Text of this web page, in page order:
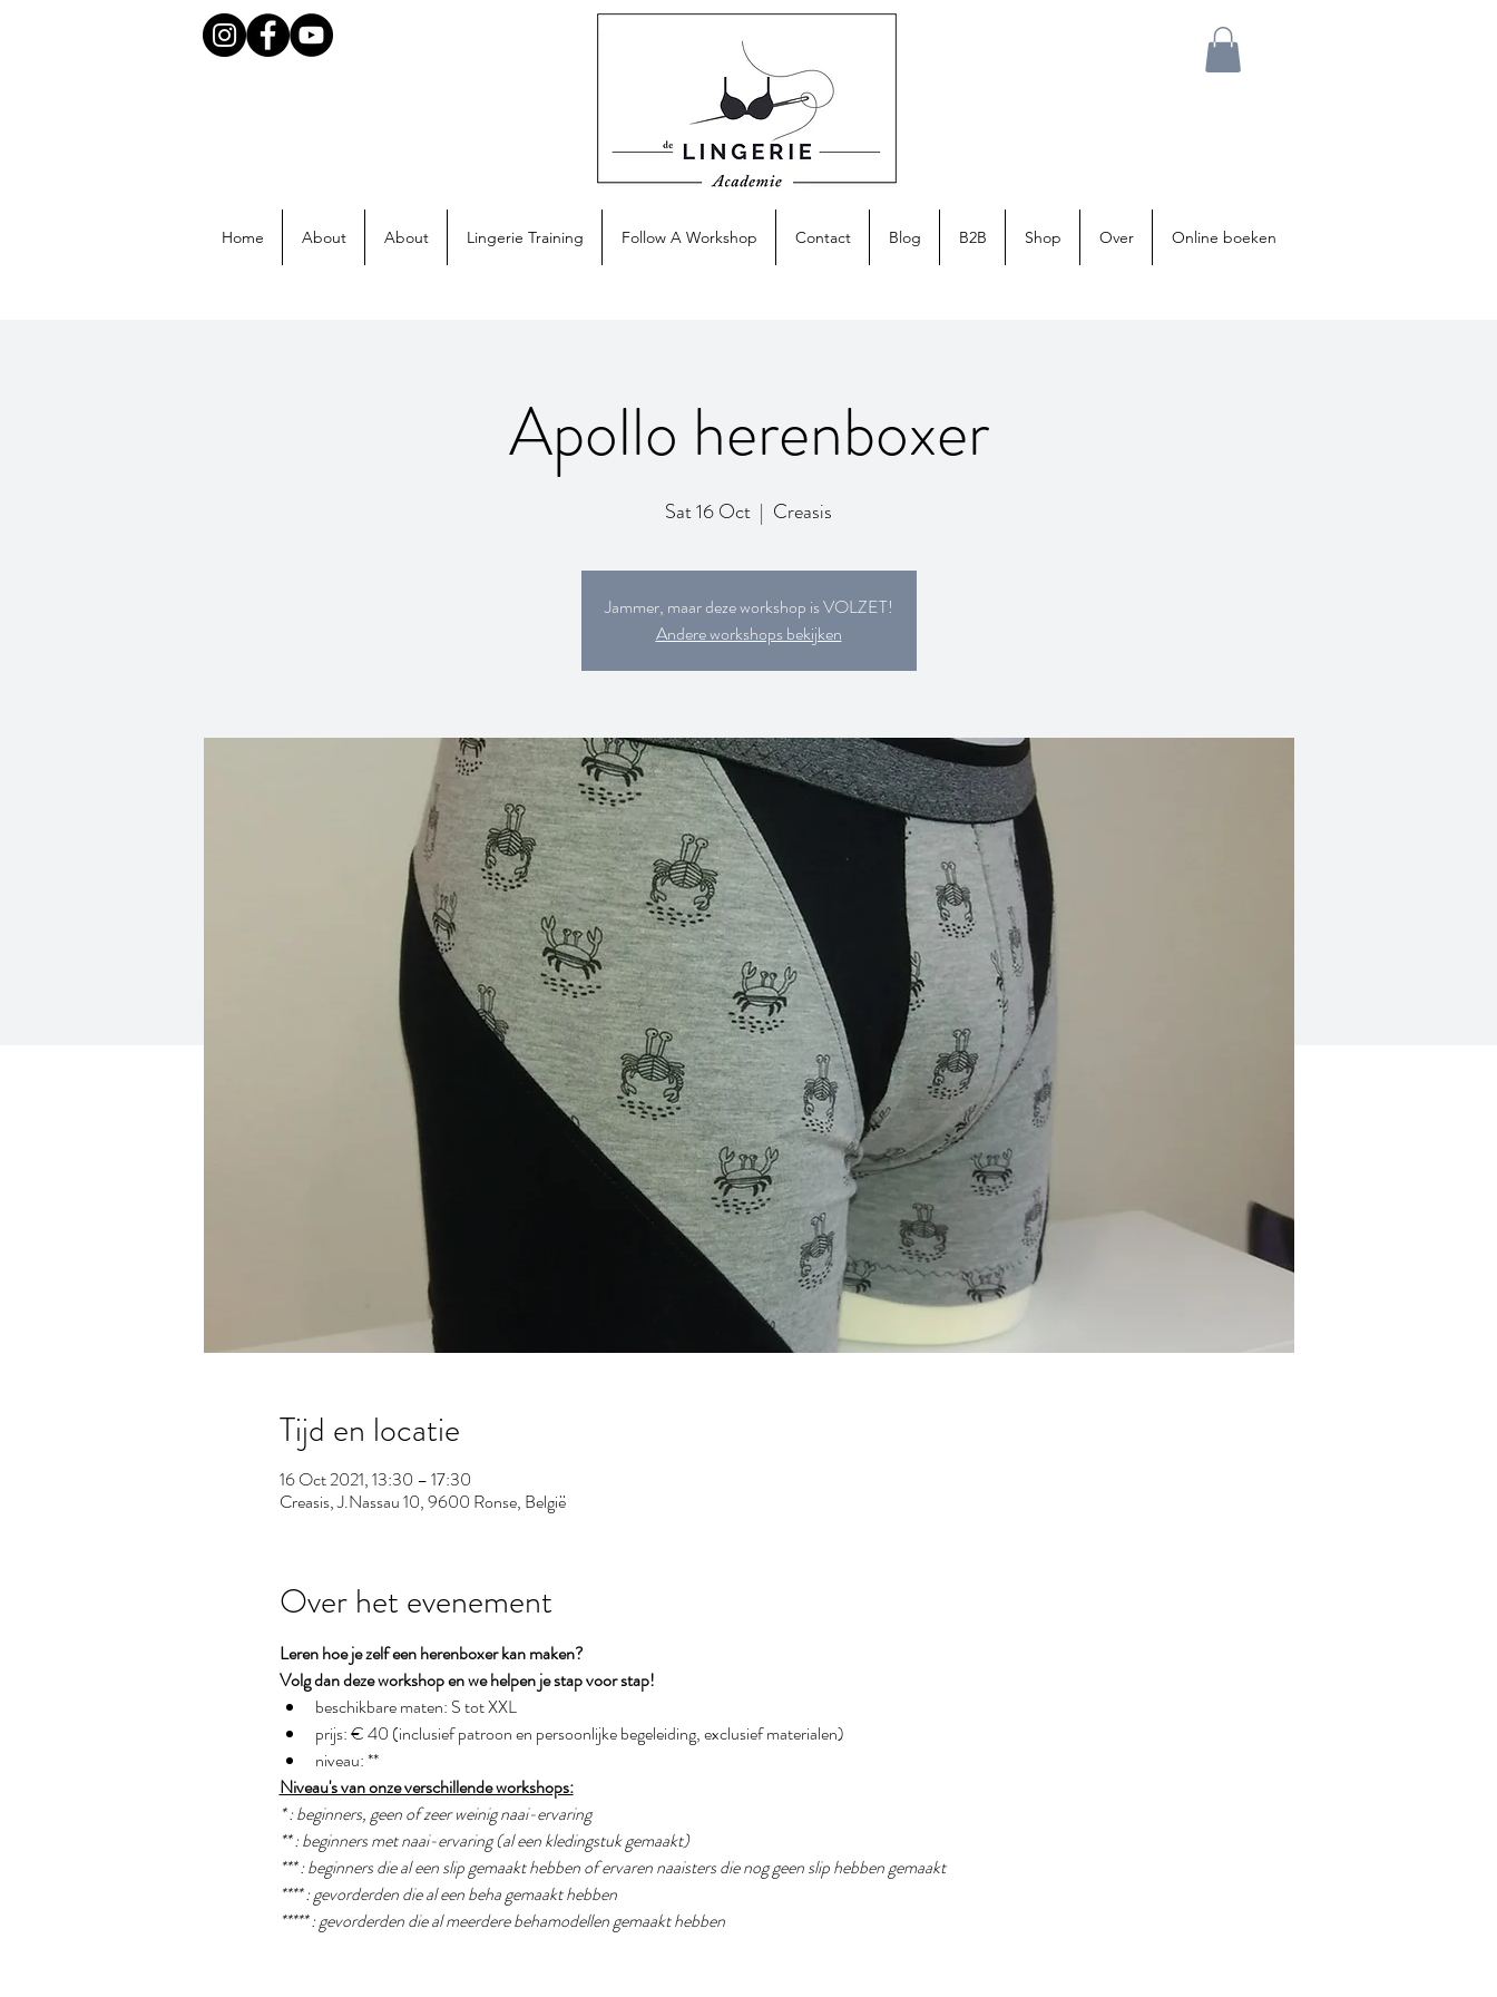
Home About About Lingerie Training Follow A Workshop Contact Blog B2B Shop Over Online boeken
Apollo herenboxer
Sat 16 Oct
  |
Creasis
Jammer, maar deze workshop is VOLZET!
Andere workshops bekijken
Tijd en locatie
16 Oct 2021, 13:30 – 17:30
Creasis, J.Nassau 10, 9600 Ronse, België
Over het evenement
Leren hoe je zelf een herenboxer kan maken?
Volg dan deze workshop en we helpen je stap voor stap!
beschikbare maten: S tot XXL
prijs: € 40 (inclusief patroon en persoonlijke begeleiding, exclusief materialen)
niveau: **
Niveau's van onze verschillende workshops:
* : beginners, geen of zeer weinig naai-ervaring
** : beginners met naai-ervaring (al een kledingstuk gemaakt)
*** : beginners die al een slip gemaakt hebben of ervaren naaisters die nog geen slip hebben gemaakt
**** : gevorderden die al een beha gemaakt hebben
***** : gevorderden die al meerdere behamodellen gemaakt hebben